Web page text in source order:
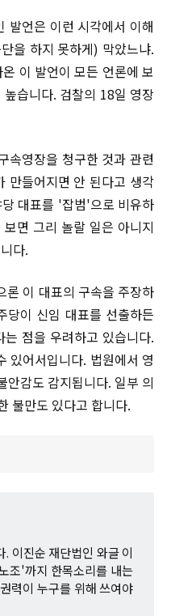
발언은 이런 시각에서 이해
을 하지 못하게) 막았느냐.
이 발언이 모든 언론에 보
습니다. 검찰의 18일 영장
속영장을 청구한 것과 관련
만들어지면 안 된다고 생각
대표를 '잡범'으로 비유하
면 그리 놀랄 일은 아니지
다.
론 이 대표의 구속을 주장하
당이 신임 대표를 선출하든
점을 우려하고 있습니다.
있어서입니다. 법원에서 영
감도 감지됩니다. 일부 의
불만도 있다고 합니다.
이진순 재단법인 와글 이
조'까지 한목소리를 내는
력이 누구를 위해 쓰여야